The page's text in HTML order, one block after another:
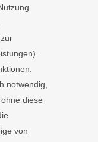
notwendig,
diese
von